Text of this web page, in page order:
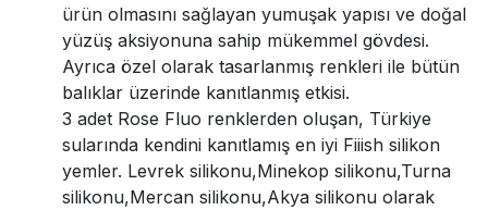
ürün olmasını sağlayan yumuşak yapısı ve doğal
yüzüş aksiyonuna sahip mükemmel gövdesi.
Ayrıca özel olarak tasarlanmış renkleri ile bütün
balıklar üzerinde kanıtlanmış etkisi.
3 adet Rose Fluo renklerden oluşan, Türkiye
sularında kendini kanıtlamış en iyi Fiiish silikon
yemler. Levrek silikonu,Minekop silikonu,Turna
silikonu,Mercan silikonu,Akya silikonu olarak